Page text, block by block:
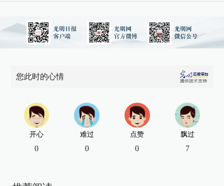
您此时的心情
开心
0
难过
0
点赞
0
飘过
7